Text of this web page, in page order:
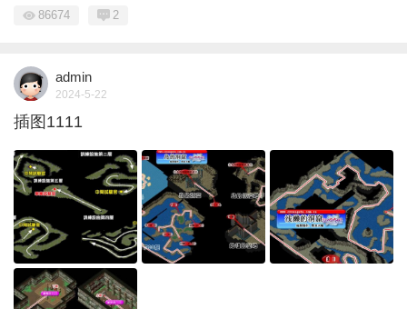
86674 2
admin
2024-5-22
插图1111